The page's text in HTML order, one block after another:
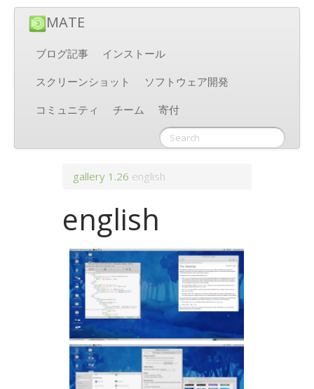
MATE
ブログ記事
インストール
スクリーンショット
ソフトウェア開発
コミュニティ
チーム 寄付
gallery 1.26 english
english